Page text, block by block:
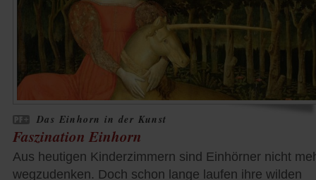
Das Einhorn in der Kunst
Faszination Einhorn
Aus heutigen Kinderzimmern sind Einhörner nicht
wegzudenken. Doch schon lange laufen ihre wilden